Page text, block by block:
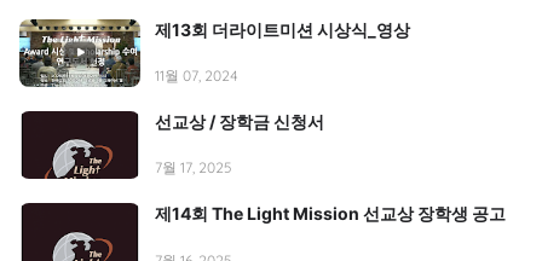
제13회 더라이트미션 시상식_영상
11월 07, 2024
선교상 / 장학금 신청서
7월 17, 2025
제14회 The Light Mission 선교상 장학생 공고